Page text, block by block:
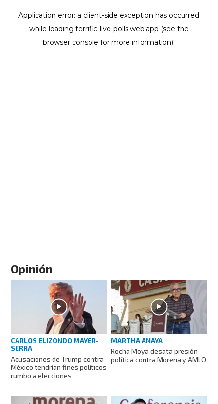
Opinión
CARLOS ELIZONDO MAYER-
SERRA
Acusaciones de Trump contra
México tendrían fines políticos
rumbo a elecciones
MARTHA ANAYA
Rocha Moya desata presión
política contra Morena y AMLO